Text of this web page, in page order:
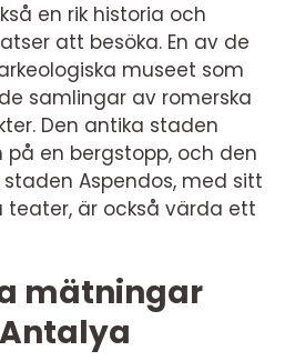
en rik historia och
att besöka. En av de
museet som
samlingar av romerska
Den antika staden
på en bergstopp, och den
Aspendos, med sitt
teater, är också värda ett
mätningar